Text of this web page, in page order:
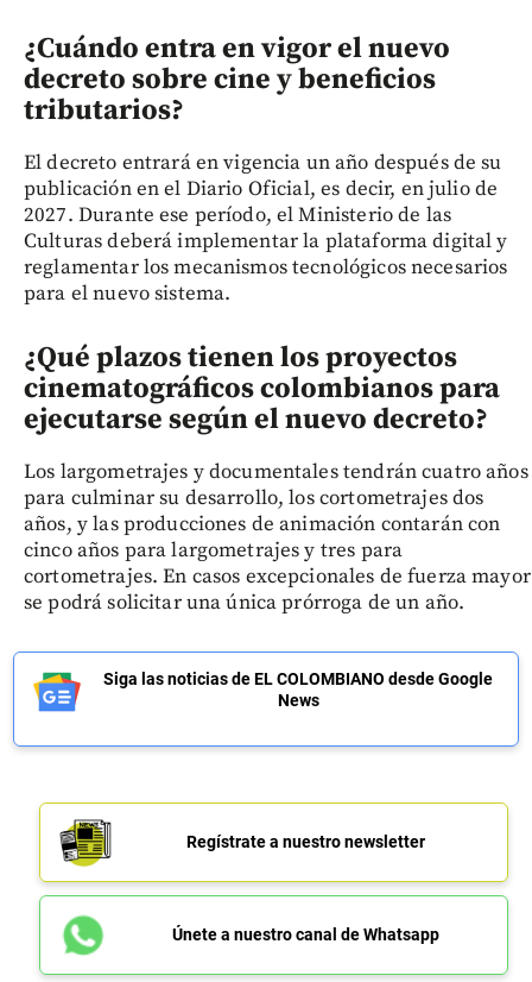
¿Cuándo entra en vigor el nuevo
decreto sobre cine y beneficios
tributarios?
El decreto entrará en vigencia un año después de su
publicación en el Diario Oficial, es decir, en julio de
2027. Durante ese período, el Ministerio de las
Culturas deberá implementar la plataforma digital y
reglamentar los mecanismos tecnológicos necesarios
para el nuevo sistema.
¿Qué plazos tienen los proyectos
cinematográficos colombianos para
ejecutarse según el nuevo decreto?
Los largometrajes y documentales tendrán cuatro años
para culminar su desarrollo, los cortometrajes dos
años, y las producciones de animación contarán con
cinco años para largometrajes y tres para
cortometrajes. En casos excepcionales de fuerza mayor
se podrá solicitar una única prórroga de un año.
Siga las noticias de EL COLOMBIANO desde Google
News
Regístrate a nuestro newsletter
Únete a nuestro canal de Whatsapp